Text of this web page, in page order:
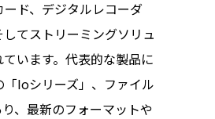
ド、デジタルレコーダ
てストリーミングソリュ
います。代表的な製品に
Ioシリーズ」、ファイル
、最新のフォーマットや